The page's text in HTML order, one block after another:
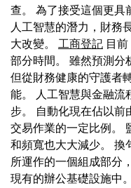
查。 為了接受這個更具
人工智慧的潛力，財務
大改變。 工商登記 目
部分時間。 雖然預測分
但從財務健康的守護者
能。 人工智慧與金融流
步。 自動化現在佔以前
交易作業的一定比例。
和頻寬也大大減少。 換
所運作的一個組成部分
現有的辦公基礎設施中